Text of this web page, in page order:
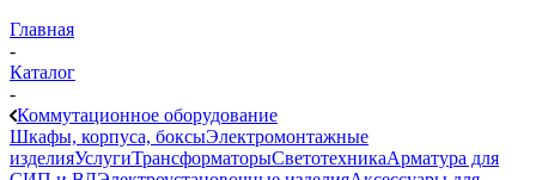
Главная
-
Каталог
-
Коммутационное оборудование
Шкафы, корпуса, боксыЭлектромонтажные
изделияУслугиТрансформаторыСветотехникаАрматура для